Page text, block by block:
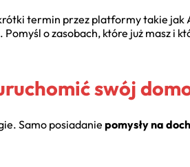
termin przez platformy takie
Pomyśl o zasobach, które już masz i
swój
Samo posiadanie pomysły na